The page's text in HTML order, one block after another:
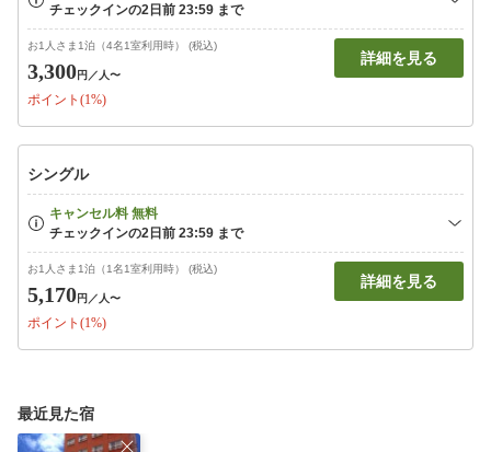
お1人さま1泊（4名1室利用時） (税込)
3,300円 ／人〜
ポイント(1%)
詳細を見る
シングル
お1人さま1泊（1名1室利用時） (税込)
5,170円 ／人〜
ポイント(1%)
詳細を見る
最近見た宿